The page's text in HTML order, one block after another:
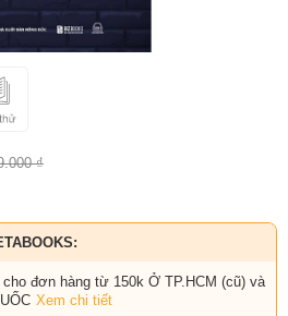
₫
cho đơn hàng từ 150k Ở TP.HCM (cũ) và
Xem chi tiết